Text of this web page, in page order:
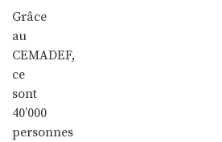
Grâce
au
CEMADEF,
ce
sont
40’000
personnes